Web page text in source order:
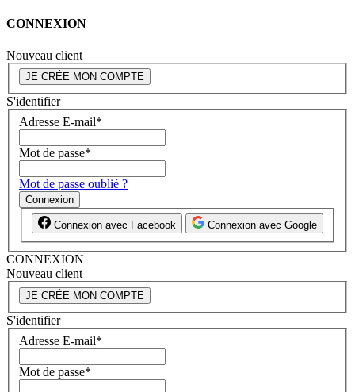
CONNEXION
Nouveau client
JE CRÉE MON COMPTE
S'identifier
Adresse E-mail*
Mot de passe*
Mot de passe oublié ?
Connexion
Connexion avec Facebook Connexion avec Google
CONNEXION
Nouveau client
JE CRÉE MON COMPTE
S'identifier
Adresse E-mail*
Mot de passe*